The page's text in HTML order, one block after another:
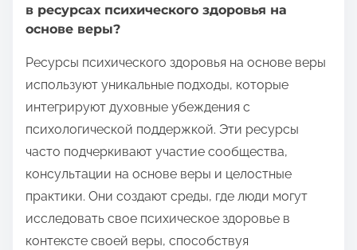
в ресурсах психического здоровья на
основе веры?
Ресурсы психического здоровья на основе веры
используют уникальные подходы, которые
интегрируют духовные убеждения с
психологической поддержкой. Эти ресурсы
часто подчеркивают участие сообщества,
консультации на основе веры и целостные
практики. Они создают среды, где люди могут
исследовать свое психическое здоровье в
контексте своей веры, способствуя